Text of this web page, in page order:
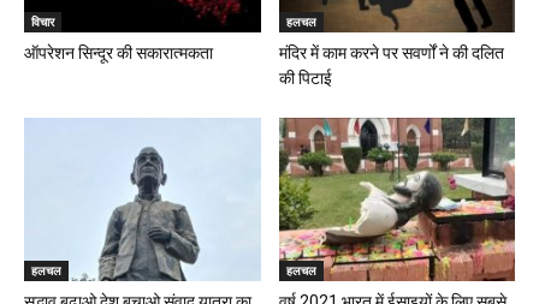
विचार
ऑपरेशन सिन्दूर की सकारात्मकता
हलचल
मंदिर में काम करने पर सवर्णों ने की दलित
की पिटाई
हलचल हलचल